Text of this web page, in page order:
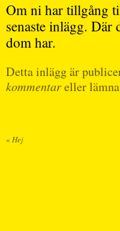
Om ni har tillgång
senaste inlägg. Där
dom har.
Detta inlägg är
kommentareller
« Hej